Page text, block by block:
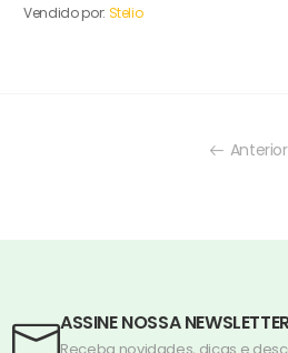
Vendido por: Stelio
Anterior
ASSINE NOSSA